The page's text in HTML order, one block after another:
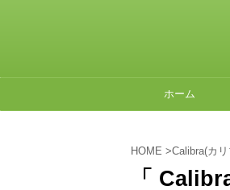
ホーム
HOME >Calibra(カ
「